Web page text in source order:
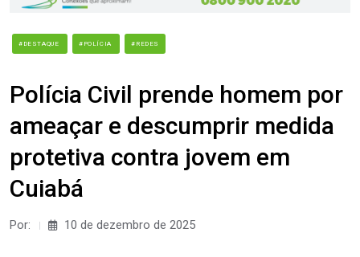
#DESTAQUE #POLÍCIA #REDES
Polícia Civil prende homem por
ameaçar e descumprir medida
protetiva contra jovem em
Cuiabá
Por: 10 de dezembro de 2025